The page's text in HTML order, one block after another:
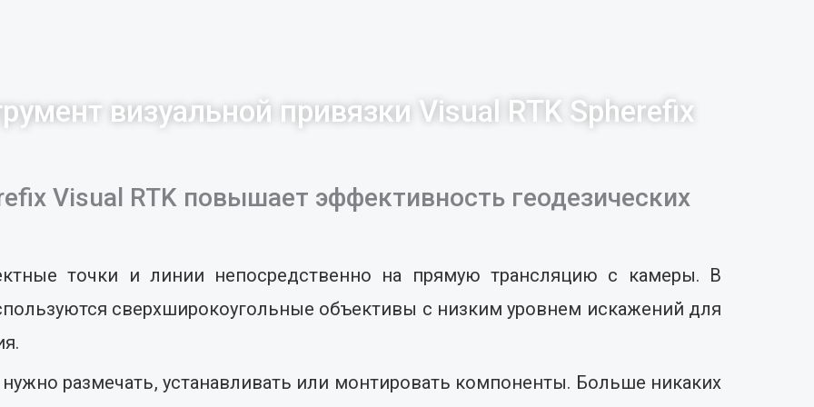
визуальной привязки Visual RTK Spherefix
Visual RTK повышает эффективность геодезических
точки и линии непосредственно на прямую трансляцию с камеры. В
сверхширокоугольные объективы с низким уровнем искажений для
размечать, устанавливать или монтировать компоненты. Больше никаких